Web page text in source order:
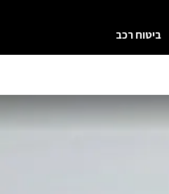
ביטוח רכב